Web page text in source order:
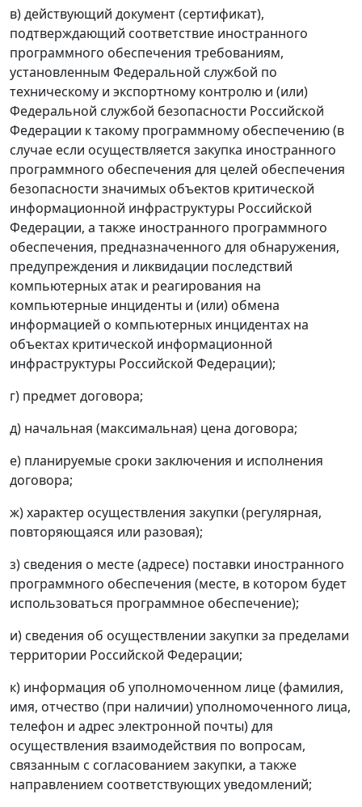
в) действующий документ (сертификат),
подтверждающий соответствие иностранного
программного обеспечения требованиям,
установленным Федеральной службой по
техническому и экспортному контролю и (или)
Федеральной службой безопасности Российской
Федерации к такому программному обеспечению (в
случае если осуществляется закупка иностранного
программного обеспечения для целей обеспечения
безопасности значимых объектов критической
информационной инфраструктуры Российской
Федерации, а также иностранного программного
обеспечения, предназначенного для обнаружения,
предупреждения и ликвидации последствий
компьютерных атак и реагирования на
компьютерные инциденты и (или) обмена
информацией о компьютерных инцидентах на
объектах критической информационной
инфраструктуры Российской Федерации);
г) предмет договора;
д) начальная (максимальная) цена договора;
е) планируемые сроки заключения и исполнения
договора;
ж) характер осуществления закупки (регулярная,
повторяющаяся или разовая);
з) сведения о месте (адресе) поставки иностранного
программного обеспечения (месте, в котором будет
использоваться программное обеспечение);
и) сведения об осуществлении закупки за пределами
территории Российской Федерации;
к) информация об уполномоченном лице (фамилия,
имя, отчество (при наличии) уполномоченного лица,
телефон и адрес электронной почты) для
осуществления взаимодействия по вопросам,
связанным с согласованием закупки, а также
направлением соответствующих уведомлений;